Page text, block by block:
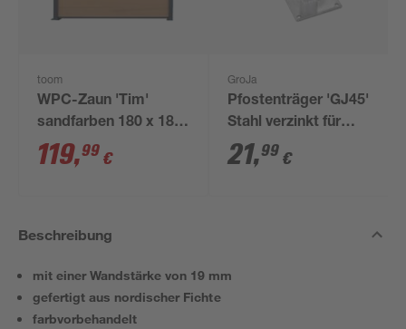
toom
WPC-Zaun 'Tim'
sandfarben 180 x 180
cm, ohne Pfosten
119,99 €
GroJa
Pfostenträger 'GJ45'
Stahl verzinkt für
Zaun-Pfosten 16 x 16
cm
21,99 €
Beschreibung
mit einer Wandstärke von 19 mm
gefertigt aus nordischer Fichte
farbvorbehandelt